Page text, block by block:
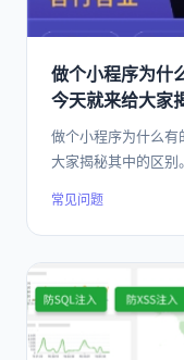
做个小程序为什
今天就来给大家
做个小程序为什么
大家揭秘其中的区别。
常见问题